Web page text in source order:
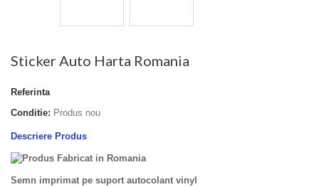
Sticker Auto Harta Romania
Referinta
Conditie: Produs nou
Descriere Produs
Semn imprimat pe suport autocolant vinyl